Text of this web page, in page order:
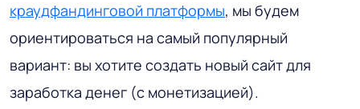
краудфандинговой платформы, мы будем
ориентироваться на самый популярный
вариант: вы хотите создать новый сайт для
заработка денег (с монетизацией).